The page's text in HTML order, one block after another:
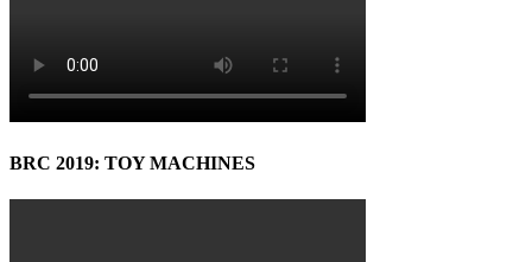
BRC 2019: TOY MACHINES